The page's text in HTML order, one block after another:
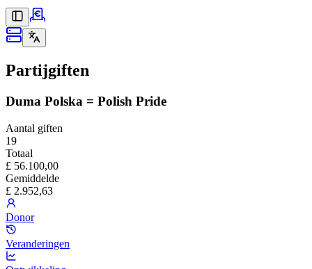
Partijgiften
Duma Polska = Polish Pride
Aantal giften
19
Totaal
£ 56.100,00
Gemiddelde
£ 2.952,63
Donor
Veranderingen